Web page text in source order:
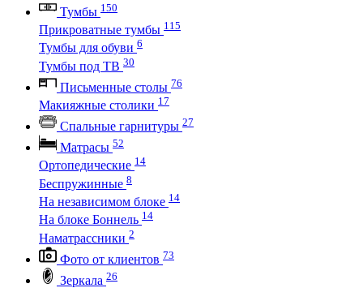
Тумбы 150
Прикроватные тумбы 115
Тумбы для обуви 6
Тумбы под ТВ 30
Письменные столы 76
Макияжные столики 17
Спальные гарнитуры 27
Матрасы 52
Ортопедические 14
Беспружинные 8
На независимом блоке 14
На блоке Боннель 14
Наматрассники 2
Фото от клиентов 73
Зеркала 26